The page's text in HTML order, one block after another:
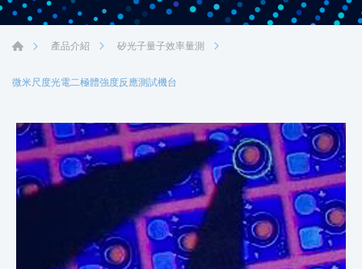
產品介紹 矽光子量子效率量測
微米尺度光電二極體強度反應測試機台